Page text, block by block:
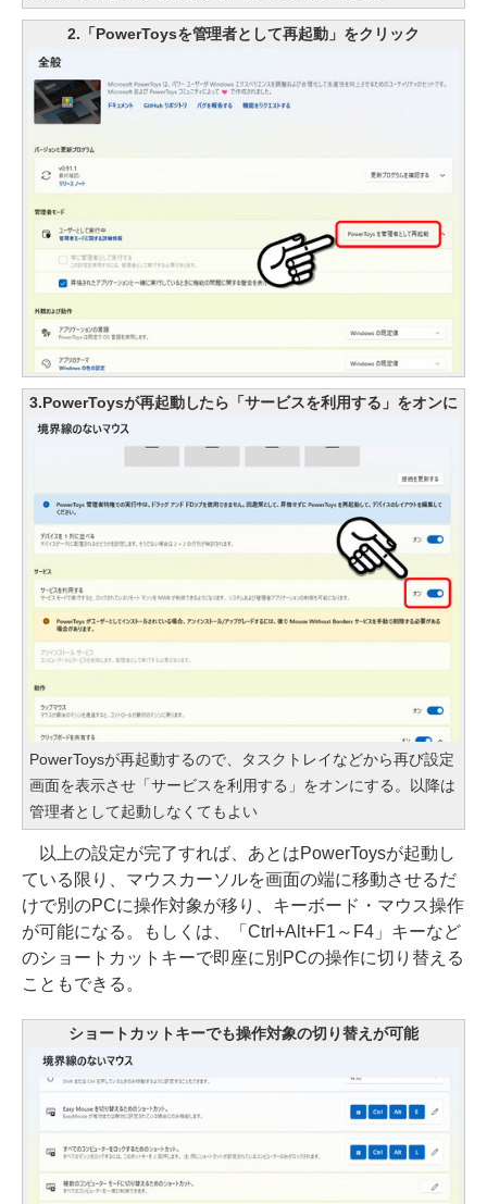
2.「PowerToysを管理者として再起動」をクリック
3.PowerToysが再起動したら「サービスを利用する」をオンに
PowerToysが再起動するので、タスクトレイなどから再び設定
画面を表示させ「サービスを利用する」をオンにする。以降は
管理者として起動しなくてもよい
以上の設定が完了すれば、あとはPowerToysが起動し
ている限り、マウスカーソルを画面の端に移動させるだ
けで別のPCに操作対象が移り、キーボード・マウス操作
が可能になる。もしくは、「Ctrl+Alt+F1～F4」キーなど
のショートカットキーで即座に別PCの操作に切り替える
こともできる。
ショートカットキーでも操作対象の切り替えが可能